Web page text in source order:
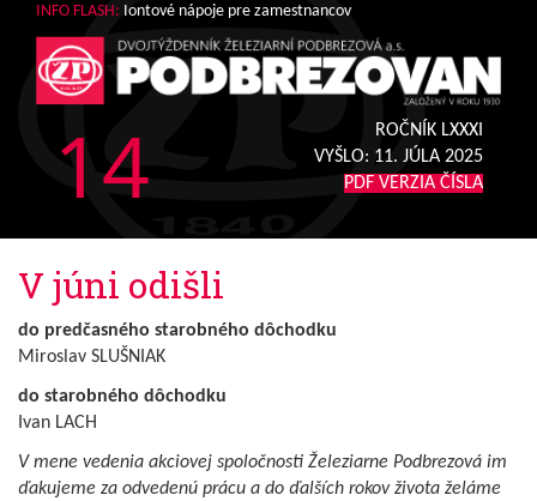
INFO FLASH: Iontové nápoje pre zamestnancov
14
ROČNÍK LXXXI
VYŠLO: 11. JÚLA 2025
PDF VERZIA ČÍSLA
V júni odišli
do predčasného starobného dôchodku
Miroslav SLUŠNIAK
do starobného dôchodku
Ivan LACH
V mene vedenia akciovej spoločnosti Železiarne Podbrezová im
ďakujeme za odvedenú prácu a do ďalších rokov života želáme